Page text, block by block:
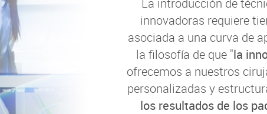
La introducción de
innovadoras requiere
asociada a una curva de
la filosofía de que "la
ofrecemos a nuestros
personalizadas y
los resultados de los